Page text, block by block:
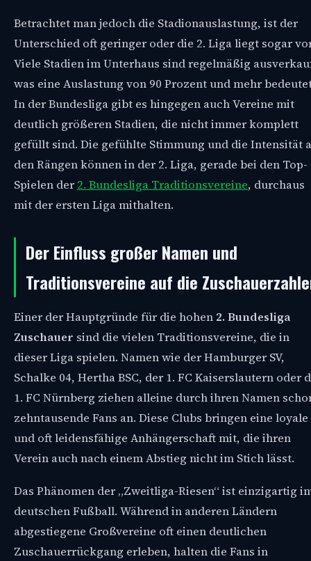
Betrachtet man jedoch die Stadionauslastung, ist der
Unterschied oft geringer oder die 2. Liga liegt sogar
Viele Stadien im Unterhaus sind regelmäßig
was eine Auslastung von 90 Prozent und mehr
In der Bundesliga gibt es hingegen auch Vereine mit
deutlich größeren Stadien, die nicht immer komplett
gefüllt sind. Die gefühlte Stimmung und die Intensität
den Rängen können in der 2. Liga, gerade bei den Top-
Spielen der 2. Bundesliga Traditionsvereine, durchaus
mit der ersten Liga mithalten.
Der Einfluss großer Namen und
Traditionsvereine auf die
Einer der Hauptgründe für die hohen 2. Bundesliga
Zuschauer sind die vielen Traditionsvereine, die in
dieser Liga spielen. Namen wie der Hamburger SV,
Schalke 04, Hertha BSC, der 1. FC Kaiserslautern oder
1. FC Nürnberg ziehen alleine durch ihren Namen
zehntausende Fans an. Diese Clubs bringen eine loyale
und oft leidensfähige Anhängerschaft mit, die ihren
Verein auch nach einem Abstieg nicht im Stich lässt.
Das Phänomen der „Zweitliga-Riesen“ ist einzigartig
deutschen Fußball. Während in anderen Ländern
abgestiegene Großvereine oft einen deutlichen
Zuschauerrückgang erleben, halten die Fans in